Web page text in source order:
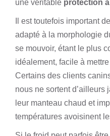
une véritable protection
Il est toutefois important
adapté à la morphologie
se mouvoir, étant le plus
idéalement, facile à mettre
Certains des clients
nous ne sortent d’ailleurs
leur manteau chaud et
températures avoisinent